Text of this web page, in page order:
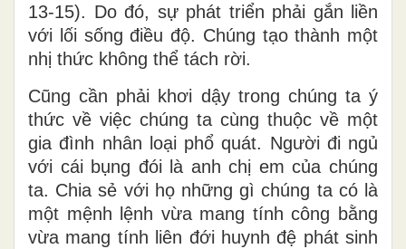
13-15). Do đó, sự phát triển phải gắn liền
với lối sống điều độ. Chúng tạo thành một
nhị thức không thể tách rời.
Cũng cần phải khơi dậy trong chúng ta ý
thức về việc chúng ta cùng thuộc về một
gia đình nhân loại phổ quát. Người đi ngủ
với cái bụng đói là anh chị em của chúng
ta. Chia sẻ với họ những gì chúng ta có là
một mệnh lệnh vừa mang tínhcông bằng
vừa mang tính liên đới huynh đệ phát sinh